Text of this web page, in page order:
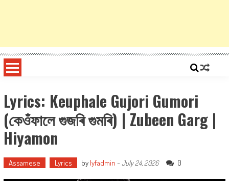
Lyrics: Keuphale Gujori Gumori
(কেওঁফালে গুজৰি গুমৰি) | Zubeen Garg |
Hiyamon
Assamese Lyrics by lyfadmin -July 24, 2026 0